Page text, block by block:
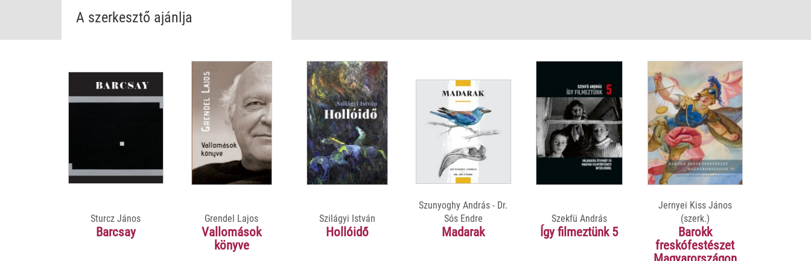
A szerkesztő ajánlja
Sturcz János
Barcsay
Grendel Lajos
Vallomások
könyve
Szilágyi István
Hollóidő
Szunyoghy András - Dr.
Sós Endre
Madarak
Szekfü András
Így filmeztünk 5
Jernyei Kiss János
(szerk.)
Barokk
freskófestészet